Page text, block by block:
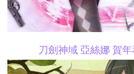
刀劍神域 亞絲娜 賀